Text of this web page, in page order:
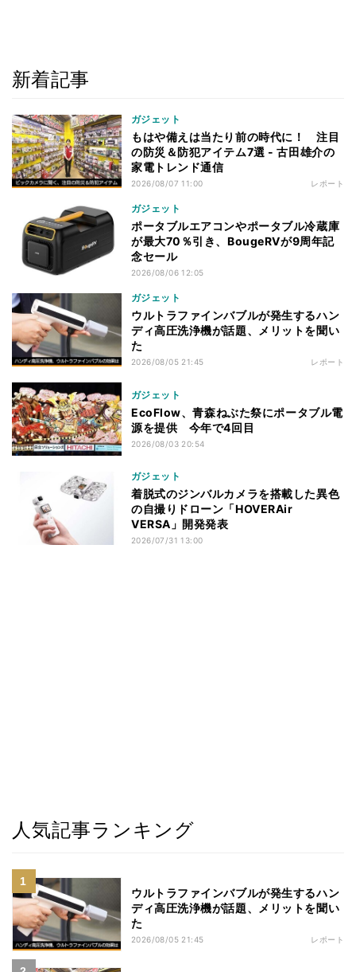
新着記事
ガジェット
もはや備えは当たり前の時代に！ 注目
の防災＆防犯アイテム7選 - 古田雄介の
家電トレンド通信
2026/08/07 11:00 レポート
ガジェット
ポータブルエアコンやポータブル冷蔵庫
が最大70％引き、BougeRVが9周年記
念セール
2026/08/06 12:05
ガジェット
ウルトラファインバブルが発生するハン
ディ高圧洗浄機が話題、メリットを聞い
た
2026/08/05 21:45 レポート
ガジェット
EcoFlow、青森ねぶた祭にポータブル電
源を提供 今年で4回目
2026/08/03 20:54
ガジェット
着脱式のジンバルカメラを搭載した異色
の自撮りドローン「HOVERAir
VERSA」開発発表
2026/07/31 13:00
人気記事ランキング
ウルトラファインバブルが発生するハン
ディ高圧洗浄機が話題、メリットを聞い
た
2026/08/05 21:45 レポート